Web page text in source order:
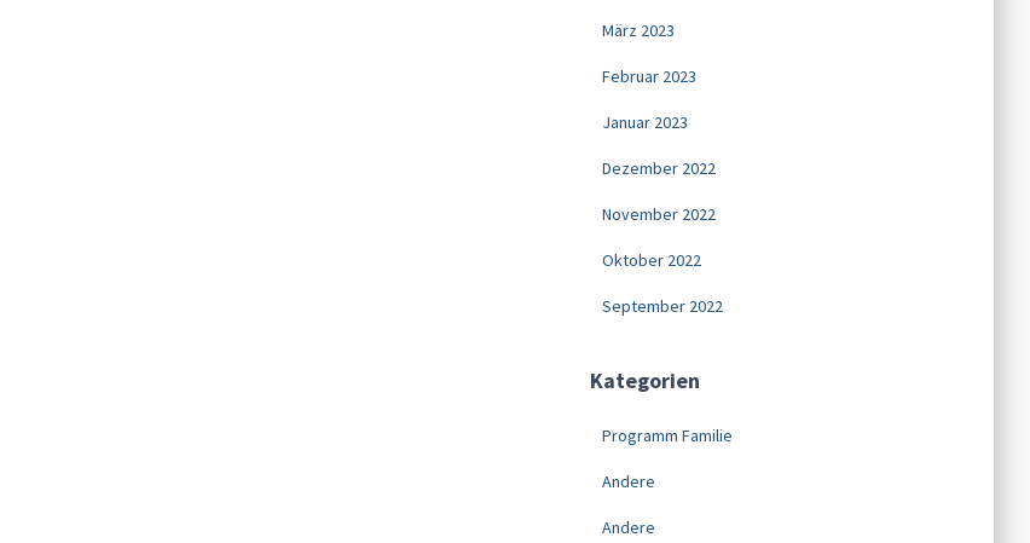
März 2023
Februar 2023
Januar 2023
Dezember 2022
November 2022
Oktober 2022
September 2022
Kategorien
Programm Familie
Andere
Andere